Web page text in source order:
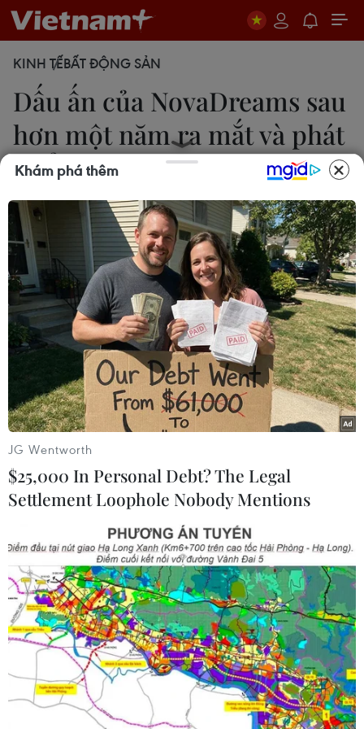
KINH TẾBẤT ĐỘNG SẢN
Dấu ấn của NovaDreams sau
hơn một năm ra mắt và phát
triển
12/08/2022 05:40
Một trong những cột mốc quan trọng, mang dấu
ấn một năm hình thành và phát triển của
NovaDreams là sự kiện ra mắt thành công hai
công viên giải trí tại NovaWorld Phan Thiet và
NovaWorld Ho Tram.
Sau một năm ra mắt và phát triển, NovaDreams
đang từng bước trở thành Top 3 thương hiệu vui
chơi giải trí tại Việt Nam. NovaDreams là thành
viên thuộc Nova Service (Tổng Công ty thành
viên của NovaGroup) - được đánh giá là một
trong những đơn vị mang yếu tố sáng tạo cao,
Khám phá thêm
JG Wentworth
$25,000 In Personal Debt? The Legal
Settlement Loophole Nobody Mentions